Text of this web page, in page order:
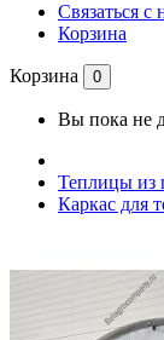
Связаться с
Корзина
Корзина 0
Вы пока не
Теплицы из
Каркас для